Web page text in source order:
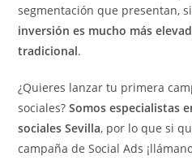
segmentación que presentan,
inversión es mucho más
tradicional.
¿Quieres lanzar tu primera
sociales?Somos especialistas
sociales Sevilla, por lo que si
campaña de Social Ads